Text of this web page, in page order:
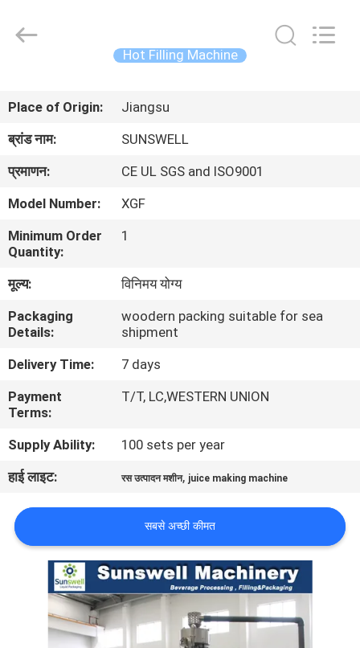
उत्पादों
हमारे
में
नियंत्रण
संपर्क
करें
समाचार
Hot Filling Machine
Place of Origin:
Jiangsu
ब्रांड नाम:
SUNSWELL
प्रमाणन:
CE UL SGS and ISO9001
Model Number:
XGF
Minimum Order
Quantity:
1
मूल्य:
विनिमय योग्य
Packaging
Details:
woodern packing suitable for sea
shipment
Delivery Time:
7 days
Payment
Terms:
T/T, LC,WESTERN UNION
Supply Ability:
100 sets per year
हाई लाइट:
रस उत्पादन मशीन, juice making machine
सबसे अच्छी कीमत